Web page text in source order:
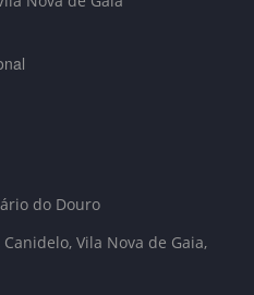
do Douro
, Vila Nova de Gaia,